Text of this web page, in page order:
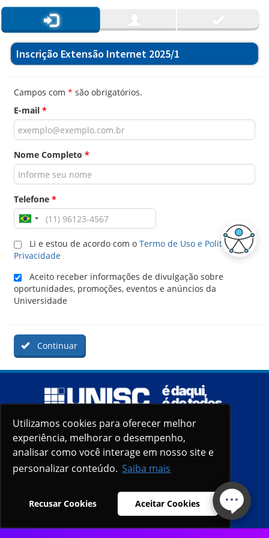
Utilizamos cookies para oferecer melhor
experiência, melhorar o desempenho,
analisar como você interage em nosso site e
personalizar conteúdo. Saiba mais
Recusar Cookies Aceitar Cookies
Utilizamos cookies para oferecer melhor
experiência, melhorar o desempenho,
analisar como você interage em nosso site e
personalizar conteúdo. Saiba mais
Recusar Cookies Aceitar Cookies
Inscrição Extensão Internet 2025/1
Campos com * são obrigatórios.
E-mail *
Nome Completo *
Telefone *
Li e estou de acordo com o Termo de Uso e Politica de
Privacidade
Aceito receber informações de divulgação sobre
oportunidades, promoções, eventos e anúncios da
Universidade
Continuar